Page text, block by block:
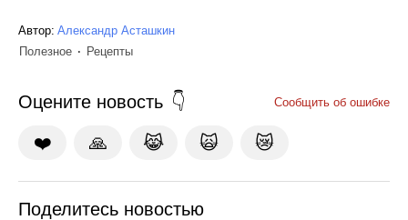
Автор: Александр Асташкин
Полезное
Рецепты
Оцените новость Сообщить об ошибке
❤️ 🙏 😹 🙀 😿
Поделитесь новостью